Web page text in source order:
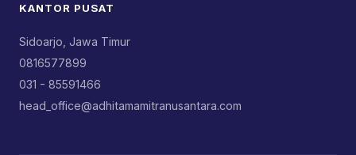
KANTOR PUSAT
Sidoarjo, Jawa Timur
0816577899
031 - 85591466
head_office@adhitamamitranusantara.com